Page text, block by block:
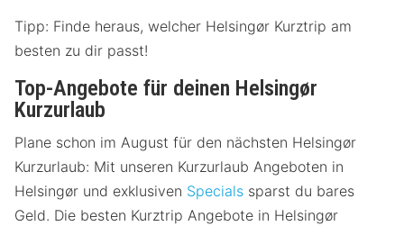
Tipp: Finde heraus, welcher Helsingør Kurztrip am
besten zu dir passt!
Top-Angebote für deinen Helsingør
Kurzurlaub
Plane schon im August für den nächsten Helsingør
Kurzurlaub: Mit unseren Kurzurlaub Angeboten in
Helsingør und exklusiven Specials sparst du bares
Geld. Die besten Kurztrip Angebote in Helsingør